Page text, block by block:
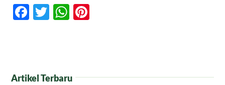
Facebook
TwitterWhatsApp
Artikel Terbaru